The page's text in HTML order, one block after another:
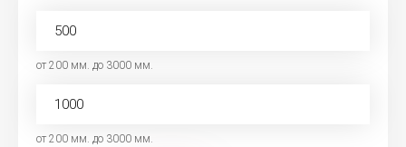
от 200 мм. до 3000 мм.
от 200 мм. до 3000 мм.